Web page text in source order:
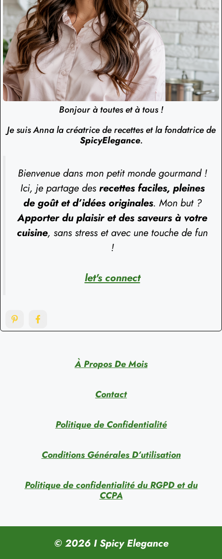
Bonjour à toutes et à tous !
Je suis Anna la créatrice de recettes et la fondatrice de
SpicyElegance.
Bienvenue dans mon petit monde gourmand !
Ici, je partage des recettes faciles, pleines
de goût et d’idées originales. Mon but ?
Apporter du plaisir et des saveurs à votre
cuisine, sans stress et avec une touche de fun
!
let's connect
À Propos De Mois
Contact
Politique de Confidentialité
Conditions Générales D’utilisation
Politique de confidentialité du RGPD et du
CCPA
© 2026 I Spicy Elegance